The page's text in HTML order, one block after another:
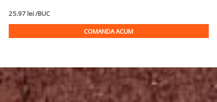
25.97 lei /BUC
COMANDA ACUM